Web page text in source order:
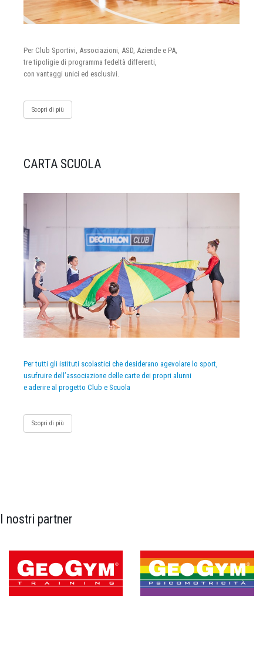
Per Club Sportivi, Associazioni, ASD, Aziende e PA,
tre tipoligie di programma fedeltà differenti,
con vantaggi unici ed esclusivi.
Scopri di più
CARTA SCUOLA
Per tutti gli istituti scolastici che desiderano agevolare lo sport,
usufruire dell’associazione delle carte dei propri alunni
e aderire al progetto Club e Scuola
Scopri di più
I nostri partner